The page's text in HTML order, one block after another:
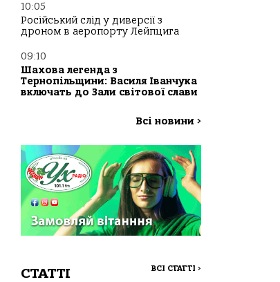
10:05
Російський слід у диверсії з
дроном в аеропорту Лейпцига
09:10
Шахова легенда з
Тернопільщини: Василя Іванчука
включать до Зали світової слави
Всі новини >
СТАТТІ ВСІ СТАТТІ >